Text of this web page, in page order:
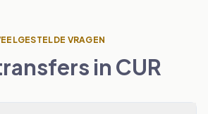
VRAGEN
in CUR